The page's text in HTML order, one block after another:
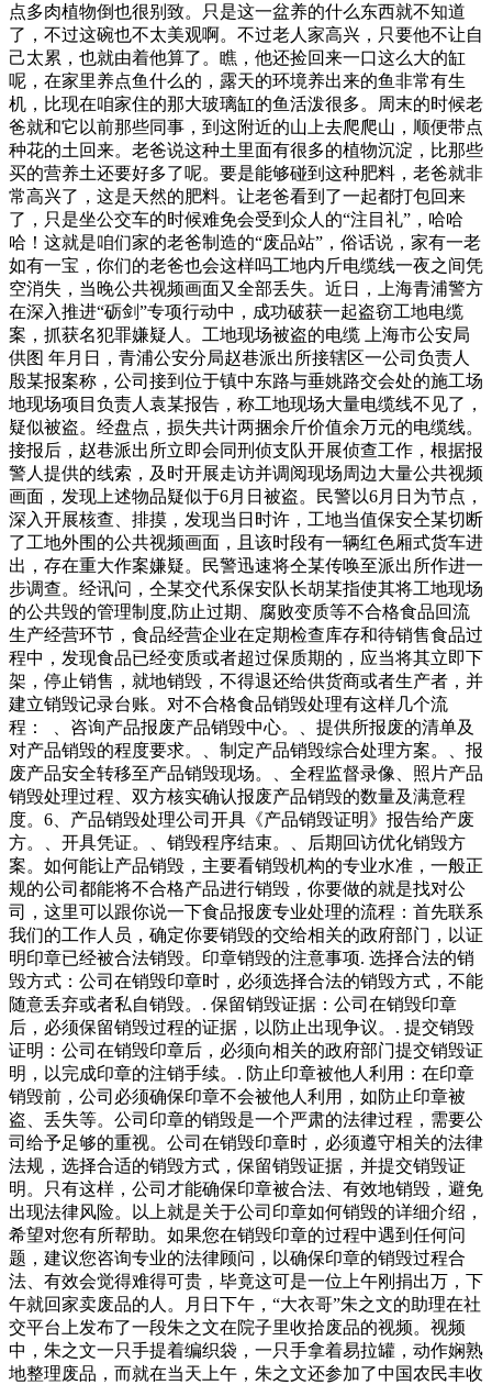
点多肉植物倒也很别致。只是这一盆养的什么东西就不知道
了，不过这碗也不太美观啊。不过老人家高兴，只要他不让自
己太累，也就由着他算了。瞧，他还捡回来一口这么大的缸
呢，在家里养点鱼什么的，露天的环境养出来的鱼非常有生
机，比现在咱家住的那大玻璃缸的鱼活泼很多。周末的时候老
爸就和它以前那些同事，到这附近的山上去爬爬山，顺便带点
种花的土回来。老爸说这种土里面有很多的植物沉淀，比那些
买的营养土还要好多了呢。要是能够碰到这种肥料，老爸就非
常高兴了，这是天然的肥料。让老爸看到了一起都打包回来
了，只是坐公交车的时候难免会受到众人的“注目礼”，哈哈
哈！这就是咱们家的老爸制造的“废品站”，俗话说，家有一老
如有一宝，你们的老爸也会这样吗工地内斤电缆线一夜之间凭
空消失，当晚公共视频画面又全部丢失。近日，上海青浦警方
在深入推进“砺剑”专项行动中，成功破获一起盗窃工地电缆
案，抓获名犯罪嫌疑人。工地现场被盗的电缆 上海市公安局
供图 年月日，青浦公安分局赵巷派出所接辖区一公司负责人
殷某报案称，公司接到位于镇中东路与垂姚路交会处的施工场
地现场项目负责人袁某报告，称工地现场大量电缆线不见了，
疑似被盗。经盘点，损失共计两捆余斤价值余万元的电缆线。
接报后，赵巷派出所立即会同刑侦支队开展侦查工作，根据报
警人提供的线索，及时开展走访并调阅现场周边大量公共视频
画面，发现上述物品疑似于6月日被盗。民警以6月日为节点，
深入开展核查、排摸，发现当日时许，工地当值保安仝某切断
了工地外围的公共视频画面，且该时段有一辆红色厢式货车进
出，存在重大作案嫌疑。民警迅速将仝某传唤至派出所作进一
步调查。经讯问，仝某交代系保安队长胡某指使其将工地现场
的公共毁的管理制度,防止过期、腐败变质等不合格食品回流
生产经营环节，食品经营企业在定期检查库存和待销售食品过
程中，发现食品已经变质或者超过保质期的，应当将其立即下
架，停止销售，就地销毁，不得退还给供货商或者生产者，并
建立销毁记录台账。对不合格食品销毁处理有这样几个流
程： 、咨询产品报废产品销毁中心。、提供所报废的清单及
对产品销毁的程度要求。、制定产品销毁综合处理方案。、报
废产品安全转移至产品销毁现场。、全程监督录像、照片产品
销毁处理过程、双方核实确认报废产品销毁的数量及满意程
度。6、产品销毁处理公司开具《产品销毁证明》报告给产废
方。、开具凭证。、销毁程序结束。、后期回访优化销毁方
案。如何能让产品销毁，主要看销毁机构的专业水准，一般正
规的公司都能将不合格产品进行销毁，你要做的就是找对公
司，这里可以跟你说一下食品报废专业处理的流程：首先联系
我们的工作人员，确定你要销毁的交给相关的政府部门，以证
明印章已经被合法销毁。印章销毁的注意事项. 选择合法的销
毁方式：公司在销毁印章时，必须选择合法的销毁方式，不能
随意丢弃或者私自销毁。. 保留销毁证据：公司在销毁印章
后，必须保留销毁过程的证据，以防止出现争议。. 提交销毁
证明：公司在销毁印章后，必须向相关的政府部门提交销毁证
明，以完成印章的注销手续。. 防止印章被他人利用：在印章
销毁前，公司必须确保印章不会被他人利用，如防止印章被
盗、丢失等。公司印章的销毁是一个严肃的法律过程，需要公
司给予足够的重视。公司在销毁印章时，必须遵守相关的法律
法规，选择合适的销毁方式，保留销毁证据，并提交销毁证
明。只有这样，公司才能确保印章被合法、有效地销毁，避免
出现法律风险。以上就是关于公司印章如何销毁的详细介绍，
希望对您有所帮助。如果您在销毁印章的过程中遇到任何问
题，建议您咨询专业的法律顾问，以确保印章的销毁过程合
法、有效会觉得难得可贵，毕竟这可是一位上午刚捐出万，下
午就回家卖废品的人。月日下午，“大衣哥”朱之文的助理在社
交平台上发布了一段朱之文在院子里收拾废品的视频。视频
中，朱之文一只手提着编织袋，一只手拿着易拉罐，动作娴熟
地整理废品，而就在当天上午，朱之文还参加了中国农民丰收